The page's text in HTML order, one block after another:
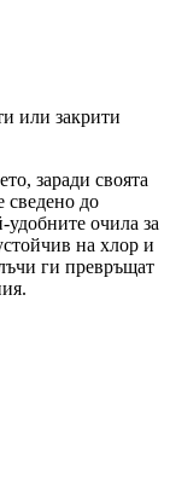
или закрити
заради своята
сведено до
очила за
на хлор и
ги превръщат